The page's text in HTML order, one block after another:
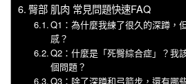
臀部 肌肉 常見問題快速FAQ
Q1：為什麼我練了很久的深蹲，
感？
Q2：什麼是「死臀綜合症」？我
個問題？
Q3：除了深蹲和弓箭步，還有哪